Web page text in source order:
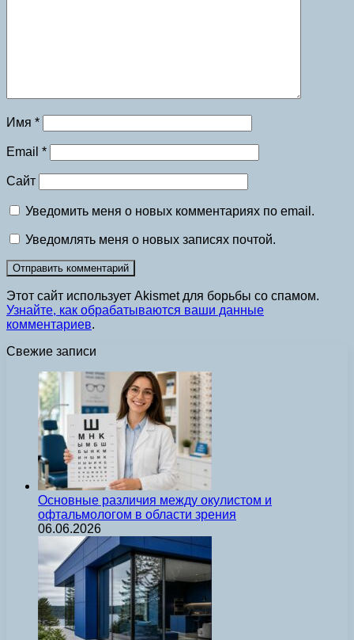
Имя *
Email *
Сайт
Уведомить меня о новых комментариях по email.
Уведомлять меня о новых записях почтой.
Этот сайт использует Akismet для борьбы со спамом.
Узнайте, как обрабатываются ваши данные
комментариев.
Свежие записи
Основные различия между окулистом и
офтальмологом в области зрения
06.06.2026